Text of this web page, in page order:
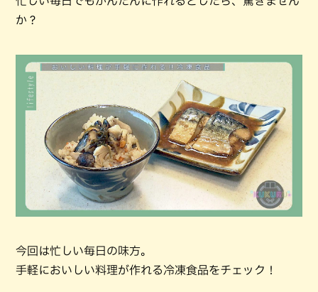
か？
今回は忙しい毎日の味方。
手軽においしい料理が作れる冷凍食品をチェック！